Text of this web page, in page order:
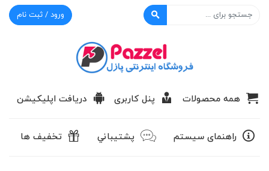
ورود / ثبت نام
همه محصولات پنل کاربری دریافت اپلیکیشن
راهنمای سیستم پشتيباني تخفیف ها